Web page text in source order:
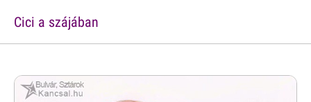
Cici a szájában